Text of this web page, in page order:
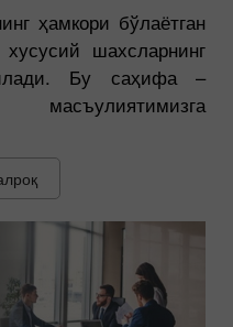
ҳамкори бўлаётган
шахсларнинг
Бу саҳифа –